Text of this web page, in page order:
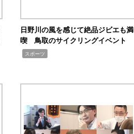
日野川の風を感じて絶品ジビエも満
喫 鳥取のサイクリングイベント
スポーツ